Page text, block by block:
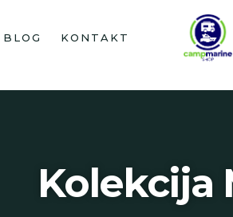
BLOG KONTAKT
Kolekcija